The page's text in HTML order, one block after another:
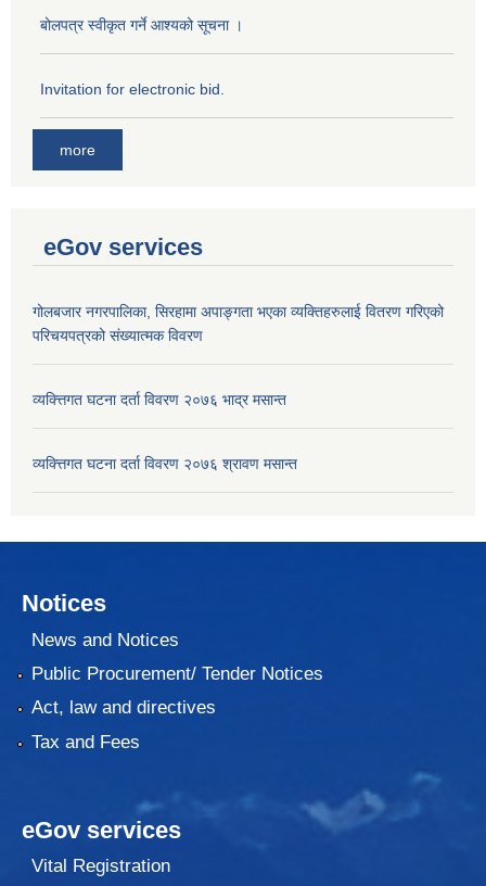
बोलपत्र स्वीकृत गर्ने आश्यको सूचना ।
Invitation for electronic bid.
more
eGov services
गोलबजार नगरपालिका, सिरहामा अपाङ्गता भएका व्यक्तिहरुलाई वितरण गरिएको
परिचयपत्रको संख्यात्मक विवरण
व्यक्त्तिगत घटना दर्ता विवरण २०७६ भाद्र मसान्त
व्यक्त्तिगत घटना दर्ता विवरण २०७६ श्रावण मसान्त
Notices
News and Notices
Public Procurement/ Tender Notices
Act, law and directives
Tax and Fees
eGov services
Vital Registration